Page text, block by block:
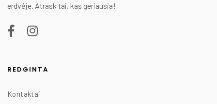
erdvėje. Atrask tai, kas geriausia!
REDGINTA
Kontaktai